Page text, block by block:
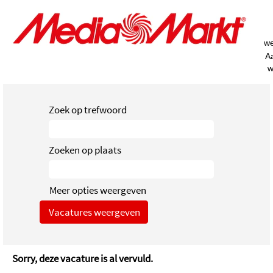
Zoek op trefwoord
Zoeken op plaats
Meer opties weergeven
Sorry, deze vacature is al vervuld.